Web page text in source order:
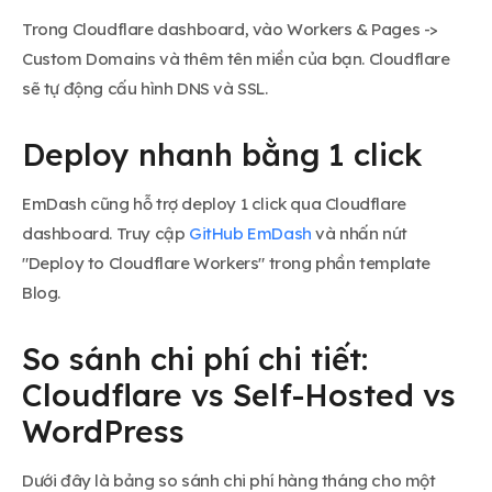
Trong Cloudflare dashboard, vào Workers & Pages ->
Custom Domains và thêm tên miền của bạn. Cloudflare
sẽ tự động cấu hình DNS và SSL.
Deploy nhanh bằng 1 click
EmDash cũng hỗ trợ deploy 1 click qua Cloudflare
dashboard. Truy cập GitHub EmDash và nhấn nút
"Deploy to Cloudflare Workers" trong phần template
Blog.
So sánh chi phí chi tiết:
Cloudflare vs Self-Hosted vs
WordPress
Dưới đây là bảng so sánh chi phí hàng tháng cho một